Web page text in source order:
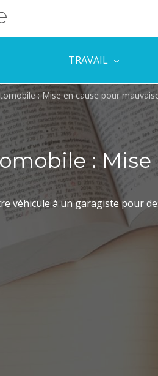
TRAVAIL
: Mise en cause pour
: Mise
véhicule à un garagiste pour